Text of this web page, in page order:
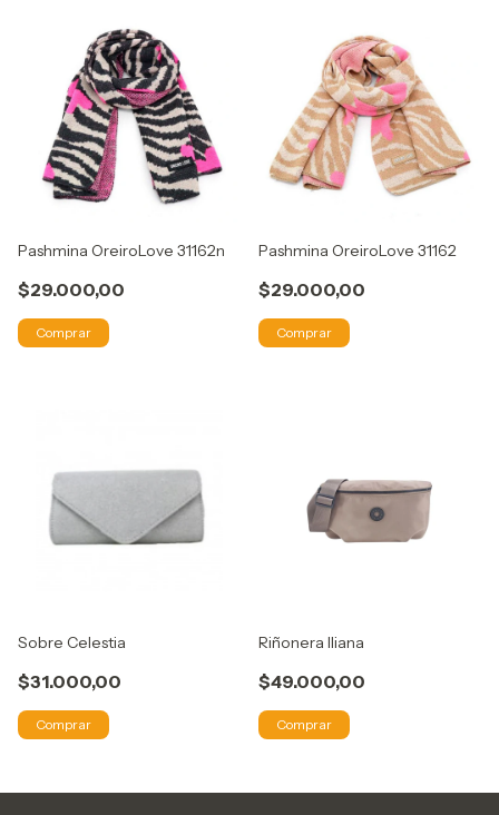
Pashmina OreiroLove 31162n
$29.000,00
Comprar
Pashmina OreiroLove 31162
$29.000,00
Comprar
Sobre Celestia
$31.000,00
Comprar
Riñonera Iliana
$49.000,00
Comprar